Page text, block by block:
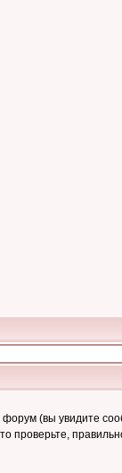
(вы увидите
проверьте,